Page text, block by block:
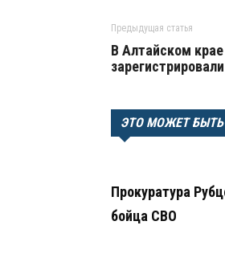
Предыдущая статья
В Алтайском
ЭТО МОЖЕТ БЫТЬ
Прокуратура
бойца СВО